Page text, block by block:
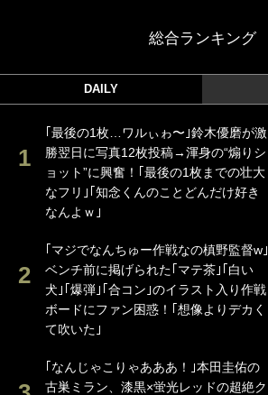
総合ランキング
DAILY
｢最後の1枚…ワルぃゎ〜｣鈴木優磨が激
勝翌日に写真12枚投稿→渾身の“煽りシ
ョット”に興奮！｢最後の1枚までの壮大
なフリ｣｢知念くんのことどんだけ好き
なんよｗ｣
｢マジでなんちゅー作戦なの槙野監督w｣
ベンチ前に掲げられた｢マテ茶｣｢白い
犬｣｢爆弾｣｢合コン｣のイラスト入り作戦
ボードにファン困惑！｢想像よりデカく
て吹いた｣
｢なんじゃこりゃあああ！｣本田圭佑の
古巣ミラン、漆黒×蛍光レッドの超絶ク